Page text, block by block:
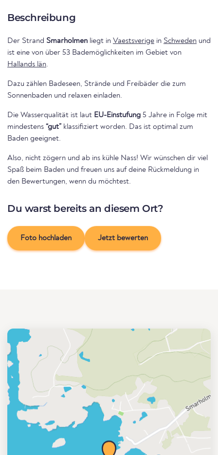
Beschreibung
Der Strand Smarholmen liegt in Vaestsverige in Schweden und
ist eine von über 53 Bademöglichkeiten im Gebiet von
Hallands län.
Dazu zählen Badeseen, Strände und Freibäder die zum
Sonnenbaden und relaxen einladen.
Die Wasserqualität ist laut EU-Einstufung 5 Jahre in Folge mit
mindestens “gut” klassifiziert worden. Das ist optimal zum
Baden geeignet.
Also, nicht zögern und ab ins kühle Nass! Wir wünschen dir viel
Spaß beim Baden und freuen uns auf deine Rückmeldung in
den Bewertungen, wenn du möchtest.
Du warst bereits an diesem Ort?
Foto hochladen Jetzt bewerten